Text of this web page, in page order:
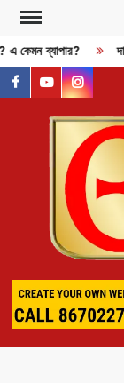
Skip
content
এ কেমন ব্যাপার?
facebook
youtube